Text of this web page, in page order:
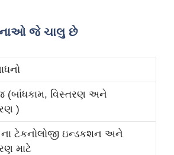
જે ચાલુ છે
(બાંધકામ, વિસ્તરણ અને
)
ટેકનોલોજી ઇન્ડકશન અને
માટે